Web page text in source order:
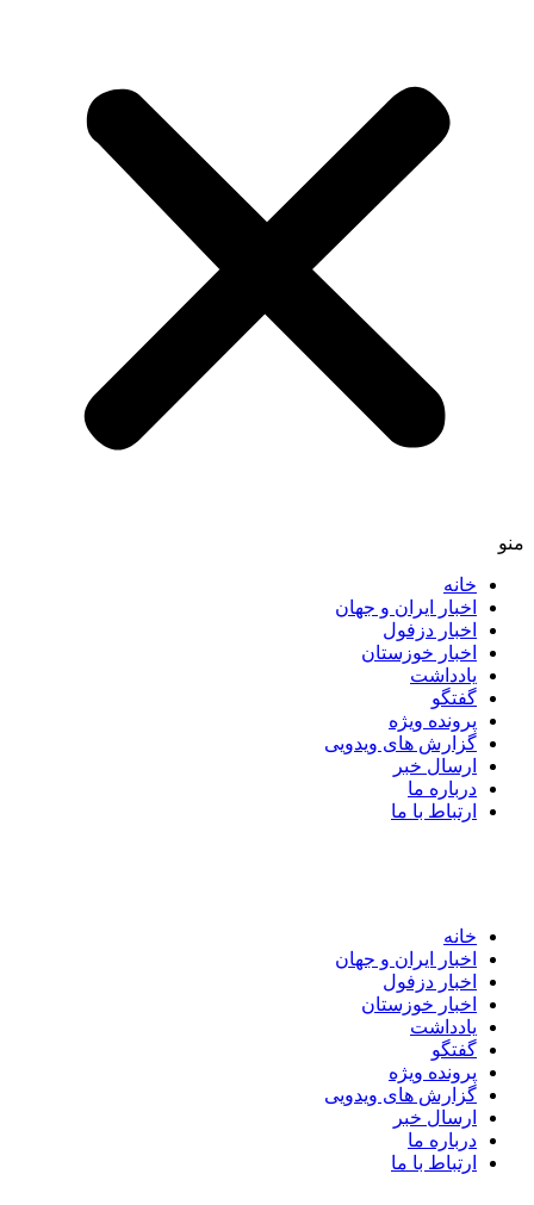
خانه
اخبار ایران و جهان
اخبار دزفول
اخبار خوزستان
یادداشت
گفتگو
پرونده ویژه
گزارش های ویدویی
ارسال خبر
درباره ما
ارتباط با ما
خانه
اخبار ایران و جهان
اخبار دزفول
اخبار خوزستان
یادداشت
گفتگو
پرونده ویژه
گزارش های ویدویی
ارسال خبر
درباره ما
ارتباط با ما